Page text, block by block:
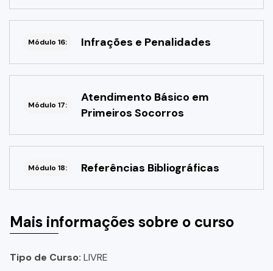
Módulo 16: Infrações e Penalidades
Módulo 17:
Atendimento Básico em
Primeiros Socorros
Módulo 18: Referências Bibliográficas
Mais informações sobre o curso
Tipo de Curso: LIVRE